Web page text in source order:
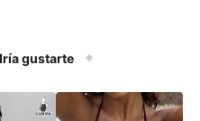
gustarte